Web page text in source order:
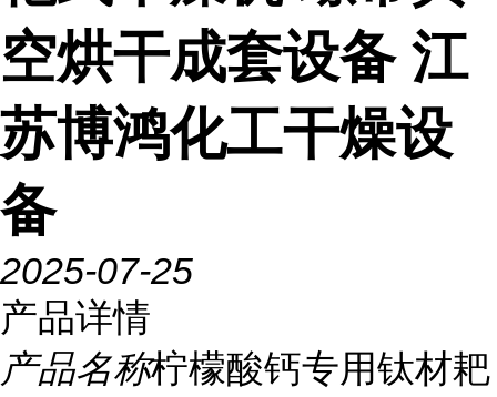
空烘干成套设备 江
苏博鸿化工干燥设
备
2025-07-25
产品详情
产品名称柠檬酸钙专用钛材耙